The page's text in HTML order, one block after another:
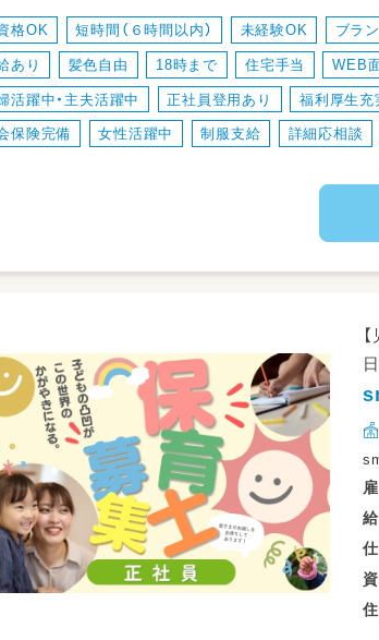
格OK 短時間（６時間以内） 未経験OK ブラ
あり 髪色自由 18時まで 住宅手当 WEB
活躍中・主夫活躍中 正社員登用あり 福利厚生充
保険完備 女性活躍中 制服支給 詳細応相談